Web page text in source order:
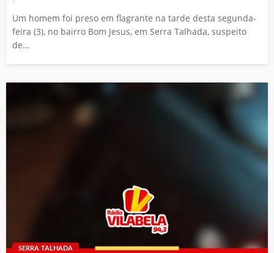
Um homem foi preso em flagrante na tarde desta segunda-
feira (3), no bairro Bom Jesus, em Serra Talhada, suspeito
de...
SERRA TALHADA